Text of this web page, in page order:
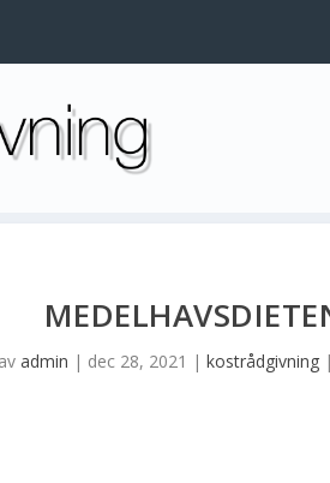
admin | dec 28, 2021 | kostrådgivning|